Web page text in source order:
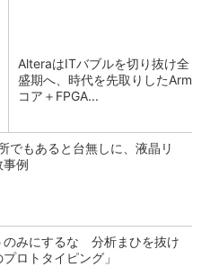
AlteraはITバブルを切り抜け全
盛期へ、時代を先取りしたArm
コア＋FPGA...
でもあると台無しに、液晶リ
事例
のみにするな 分析まひを抜け
ロトタイピング」